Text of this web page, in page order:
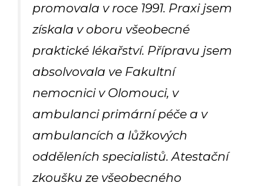
promovala v roce 1991. Praxi jsem
získala v oboru všeobecné
praktické lékařství. Přípravu jsem
absolvovala ve Fakultní
nemocnici v Olomouci, v
ambulanci primární péče a v
ambulancích a lůžkových
odděleních specialistů. Atestační
zkoušku ze všeobecného